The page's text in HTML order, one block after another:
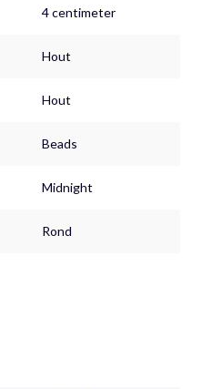
4 centimeter
Hout
Hout
Beads
Midnight
Rond